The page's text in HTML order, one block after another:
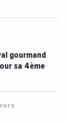
gourmand
sa 4ème